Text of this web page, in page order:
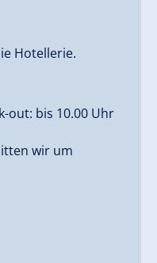
Hotellerie.
out: bis 10.00 Uhr
wir um